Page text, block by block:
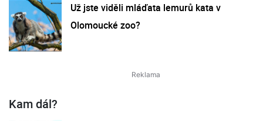
Už jste viděli mláďata lemurů kata v
Olomoucké zoo?
Kam dál?